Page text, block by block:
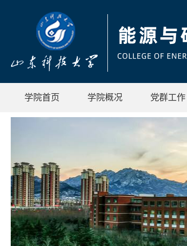
学院首页 学院概况 党群工作